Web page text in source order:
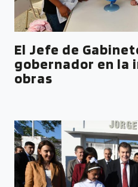
El Jefe de
gobernador en la
obras